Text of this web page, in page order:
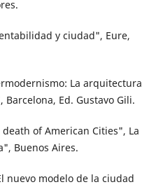
y ciudad", Eure,
La arquitectura
Ed. Gustavo Gili.
death of American Cities", La
Buenos Aires.
nuevo modelo de la ciudad